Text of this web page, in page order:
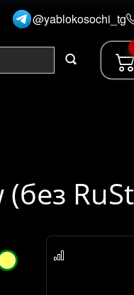
@yablokosochi_tg